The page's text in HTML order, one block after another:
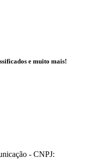
e muito mais!
- CNPJ: